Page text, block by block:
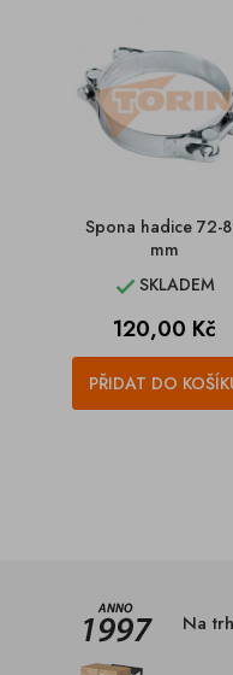
Spona hadice 72-
mm
SKLADEM
Cena
120,00 Kč
PŘIDAT DO
Na